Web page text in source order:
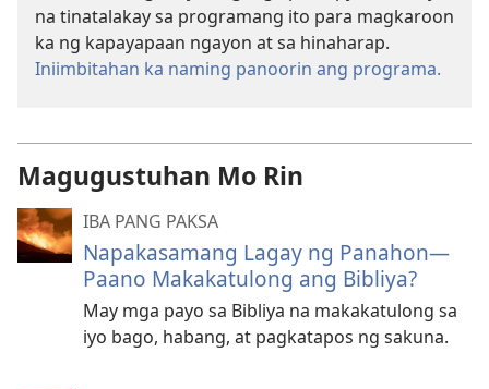
na tinatalakay sa programang ito para magkaroon
ka ng kapayapaan ngayon at sa hinaharap.
Iniimbitahan ka naming panoorin ang programa.
Magugustuhan Mo Rin
IBA PANG PAKSA
Napakasamang Lagay ng Panahon—
Paano Makakatulong ang Bibliya?
May mga payo sa Bibliya na makakatulong sa
iyo bago, habang, at pagkatapos ng sakuna.